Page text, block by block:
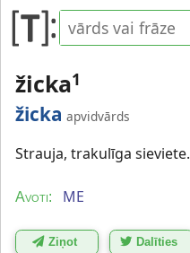
žicka1
žicka apvidvārds
Strauja, trakulīga sieviete.
Avoti: ME
Ziņot Dalīties